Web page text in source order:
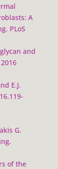
A
PLoS
and
E.J.
G.
of the